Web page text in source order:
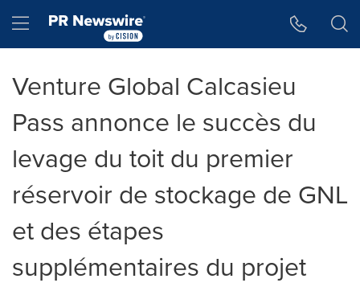
Hamburger menu
Venture Global Calcasieu
Pass annonce le succès du
levage du toit du premier
réservoir de stockage de GNL
et des étapes
supplémentaires du projet